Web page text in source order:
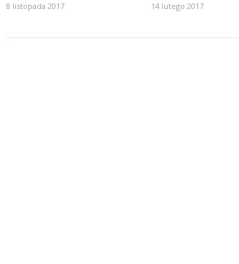
8 listopada 2017 14 lutego 2017